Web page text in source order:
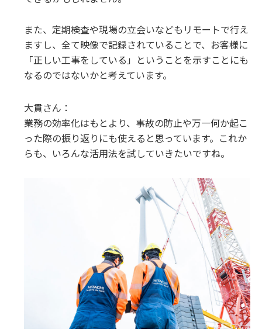
また、定期検査や現場の立会いなどもリモートで行え
ますし、全て映像で記録されていることで、お客様に
「正しい工事をしている」ということを示すことにも
なるのではないかと考えています。
大貫さん：
業務の効率化はもとより、事故の防止や万一何か起こ
った際の振り返りにも使えると思っています。これか
らも、いろんな活用法を試していきたいですね。